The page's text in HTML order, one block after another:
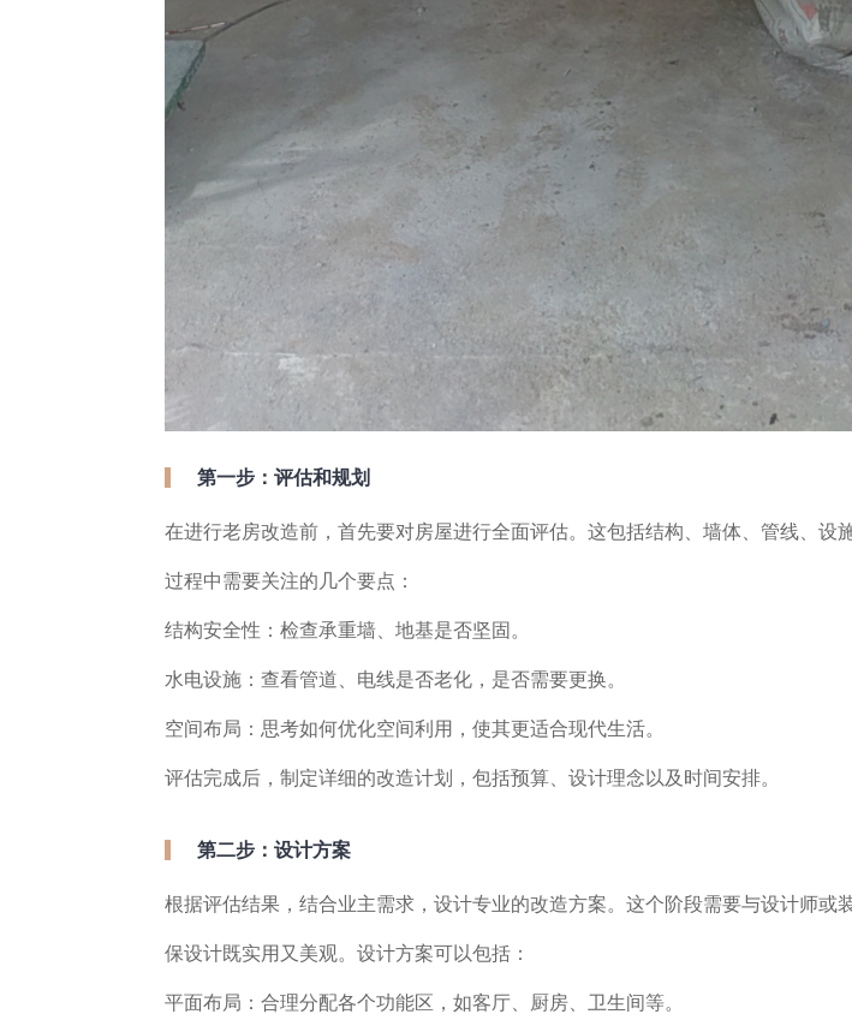
第一步：评估和规划
在进行老房改造前，首先要对房屋进行全面评估。这包括结构、墙体、管线、设
过程中需要关注的几个要点：
结构安全性：检查承重墙、地基是否坚固。
水电设施：查看管道、电线是否老化，是否需要更换。
空间布局：思考如何优化空间利用，使其更适合现代生活。
评估完成后，制定详细的改造计划，包括预算、设计理念以及时间安排。
第二步：设计方案
根据评估结果，结合业主需求，设计专业的改造方案。这个阶段需要与设计师或
保设计既实用又美观。设计方案可以包括：
平面布局：合理分配各个功能区，如客厅、厨房、卫生间等。